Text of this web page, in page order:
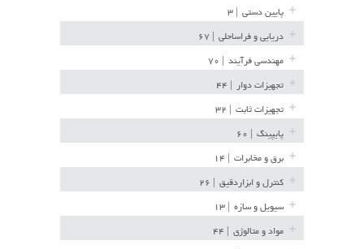
پایین دستی
دریایی و فراساحلی
مهندسی فرآیند
تجهیزات دوار
تجهیزات ثابت
پایپینگ
برق و مخابرات
کنترل و ابزاردقیق
سیویل و سازه
مواد و متالوژی